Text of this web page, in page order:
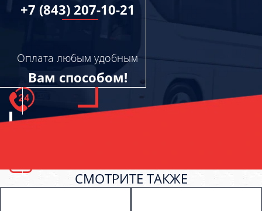
+7 (843) 207-10-21
Оплата любым удобным
Вам способом!
СМОТРИТЕ ТАКЖЕ